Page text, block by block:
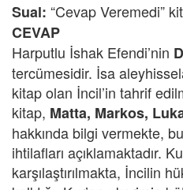
Sual: “Cevap Veremedi”
CEVAP
Harputlu İshak Efendi’nin
tercümesidir. İsa
kitap olan İncil’in tahrif
kitap, Matta, Markos,
hakkında bilgi vermekte,
ihtilafları açıklamaktadır.
karşılaştırılmakta, İncilin